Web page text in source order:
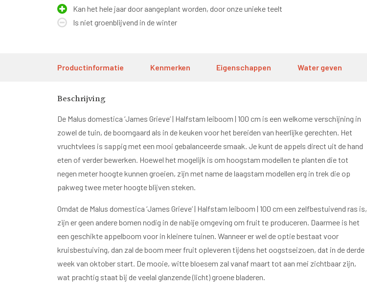
Kan het hele jaar door aangeplant worden, door onze unieke teelt
Is niet groenblijvend in de winter
Productinformatie Kenmerken Eigenschappen Water geven
Beschrijving
De Malus domestica ‘James Grieve’ | Halfstam leiboom | 100 cm is een welkome verschijning in
zowel de tuin, de boomgaard als in de keuken voor het bereiden van heerlijke gerechten. Het
vruchtvlees is sappig met een mooi gebalanceerde smaak. Je kunt de appels direct uit de hand
eten of verder bewerken. Hoewel het mogelijk is om hoogstam modellen te planten die tot
negen meter hoogte kunnen groeien, zijn met name de laagstam modellen erg in trek die op
pakweg twee meter hoogte blijven steken.
Omdat de Malus domestica ‘James Grieve’ | Halfstam leiboom | 100 cm een zelfbestuivend ras is,
zijn er geen andere bomen nodig in de nabije omgeving om fruit te produceren. Daarmee is het
een geschikte appelboom voor in kleinere tuinen. Wanneer er wel de optie bestaat voor
kruisbestuiving, dan zal de boom meer fruit opleveren tijdens het oogstseizoen, dat in de derde
week van oktober start. De mooie, witte bloesem zal vanaf maart tot aan mei zichtbaar zijn,
wat prachtig staat bij de veelal glanzende (licht) groene bladeren.